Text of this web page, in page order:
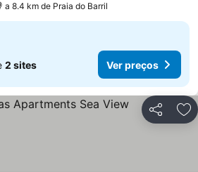
a 8.4 km de Praia do Barril
2 sites Ver preços
Partilhar